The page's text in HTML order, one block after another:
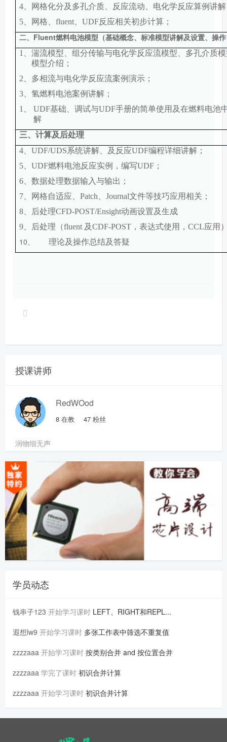
4、
网格化分及多孔介质、反应流动、电化学反应算例讲
5、
网格、fluent 、UDF反应相关初步计算；
二、 Fluent燃料电池模型（基础概念、标准模型讲解及设置、操
1、湍流模型、组分传输与电化学反应流模型、多孔介质
模型介绍；
2、 多相流与电化学反应流案例演示；
3、氢燃料电池案例讲解；
1、
UDF基础、调试与UDF手册的简单使用及在燃料电池
解
三、计算及后处理
4、UDF/UDS系统讲解、及反应UDF编程详细讲解；
5、UDF燃料电池反应实例，编写UDF ；
6、数据处理数据输入与输出；
7、
网格自适应、Patch 、Journal文件等技巧应用相关；
8、
后处理CFD-POST/Ensight动画设置及生成
9、
后处理（fluent 及CDF-POST ，表达式使用，CCL应用
10、 理论及操作总结及答疑
授课讲师
RedWOod
8 在教 47 粉丝
润物细无声
学员动态
钱串子123 开始学习课时 LEFT、RIGHT和REPL...
遐想lw9 开始学习课时 多张工作表中筛选不重复值
zzzzaaa 开始学习课时 按类别合并 and 按位置合并
zzzzaaa 学完了课时 初识合并计算
zzzzaaa 开始学习课时 初识合并计算